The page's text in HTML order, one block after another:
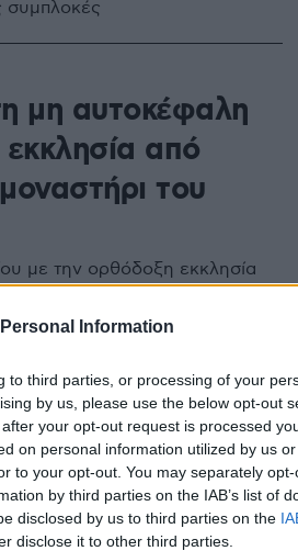
Information
to third parties, or processing of your
by us, please use the below opt-out
your opt-out request is processed
on personal information utilized by us
to your opt-out. You may separately
by third parties on the IAB’s list of
disclosed by us to third parties on the
disclose it to other third parties.
συμπλοκές
μη αυτοκέφαλη
από
του
με την ορθόδοξη εκκλησία
η οποία είχε συναφθεί
αδιαθεσίας ο
να ξεκουραστεί
στο νοσοκομείο για